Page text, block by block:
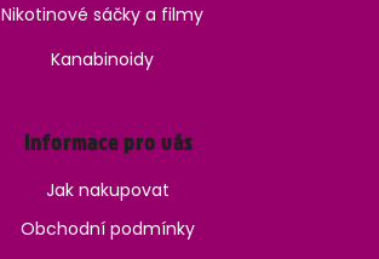
Nikotinové sáčky a filmy
Kanabinoidy
Informace pro vás
Jak nakupovat
Obchodní podmínky